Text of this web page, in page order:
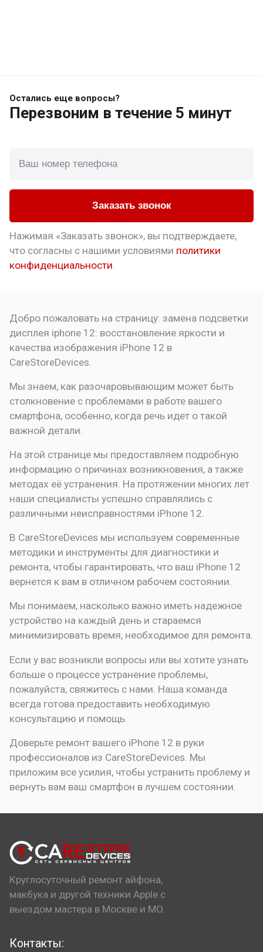
Остались еще вопросы?
Перезвоним в течение 5 минут
Заказать звонок
Нажимая «Заказать звонок», вы подтверждаете,
что согласны с нашими условиями политики
конфиденциальности
Добро пожаловать на страницу:замена подсветки
дисплея iphone 12: восстановление яркости и
качества изображения iPhone 12 в
CareStoreDevices.
Мы знаем, как разочаровывающим может быть
столкновение с проблемами в работе вашего
смартфона, особенно, когда речь идет о такой
важной детали.
На этой странице мы предоставляем подробную
информацию о причинах возникновения, а также
методах её устранения. На протяжении многих лет
наши специалисты успешно справлялись с
различными неисправностями iPhone 12.
В CareStoreDevices мы используем современные
методики и инструменты для диагностики и
ремонта, чтобы гарантировать, что ваш iPhone 12
вернется к вам в отличном рабочем состоянии.
Мы понимаем, насколько важно иметь надежное
устройство на каждый день и стараемся
минимизировать время, необходимое для ремонта.
Если у вас возникли вопросы или вы хотите узнать
больше о процессе устранение проблемы,
пожалуйста, свяжитесь с нами. Наша команда
всегда готова предоставить необходимую
консультацию и помощь.
Доверьте ремонт вашего iPhone 12 в руки
профессионалов из CareStoreDevices. Мы
приложим все усилия, чтобы устранить проблему и
вернуть вам ваш смартфон в лучшем состоянии.
Круглосуточный ремонт айфона,
макбука и другой техники Apple с
выездом мастера в Москве и МО.
Контакты: